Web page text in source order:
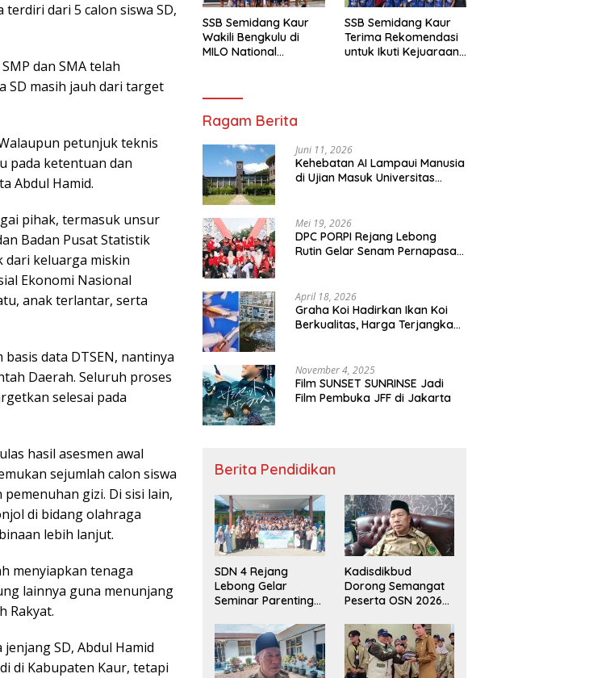
dari 5 calon siswa SD,
dan SMA telah
SD masih jauh dari target
petunjuk teknis
pada ketentuan dan
Abdul Hamid.
pihak, termasuk unsur
Badan Pusat Statistik
dari keluarga miskin
Ekonomi Nasional
anak terlantar, serta
data DTSEN, nantinya
Daerah. Seluruh proses
selesai pada
hasil asesmen awal
sejumlah calon siswa
gizi. Di sisi lain,
di bidang olahraga
lebih lanjut.
menyiapkan tenaga
lainnya guna menunjang
Rakyat.
SD, Abdul Hamid
di Kabupaten Kaur, tetapi
SSB Semidang Kaur
Wakili Bengkulu di
MILO National
SSB Semidang Kaur
Terima Rekomendasi
untuk Ikuti Kejuaraan
Ragam Berita
Juni 11, 2026
Kehebatan AI Lampaui Manusia
di Ujian Masuk Universitas
Mei 19, 2026
DPC PORPI Rejang Lebong
Rutin Gelar Senam Pernapasan
April 18, 2026
Graha Koi Hadirkan Ikan Koi
Berkualitas, Harga Terjangkau
November 4, 2025
Film SUNSET SUNRINSE Jadi
Film Pembuka JFF di Jakarta
Berita Pendidikan
SDN 4 Rejang
Lebong Gelar
Seminar Parenting
Bullying,
Kadisdikbud: Patut
Jadi Contoh
Kadisdikbud
Dorong Semangat
Peserta OSN 2026